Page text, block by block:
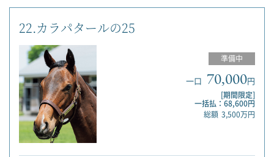
22.カラパタールの25
準備中
一口 70,000円
[期間限定]
一括払：68,600円
総額 3,500万円